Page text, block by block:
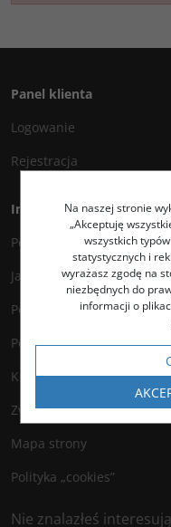
Panel klienta
Logowanie
Rejestracja
Informacje
Polityka prywatności
Jak kupować?
Polityka legalności
Polityka antyspamowa
Kontakt
Zwroty
Mapa strony
Polityka „cookies”
Nie znalazłeś
Na naszej stronie
„Akceptuję
wszystkich
statystycznych i
wyrażasz zgodę na
niezbędnych do
informacji o